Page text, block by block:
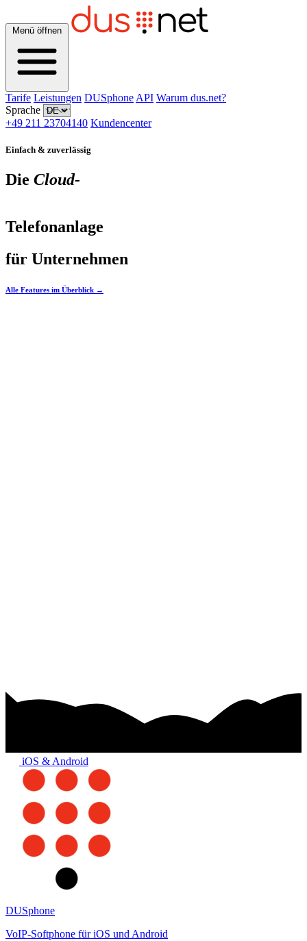
Menü öffnen
Tarife Leistungen DUSphone API Warum dus.net?
Sprache
+49 211 23704140 Kundencenter
Einfach & zuverlässig
Die Cloud-
Telefonanlage
für Unternehmen
Alle Features im Überblick →
iOS & Android
DUSphone
VoIP-Softphone für iOS und Android